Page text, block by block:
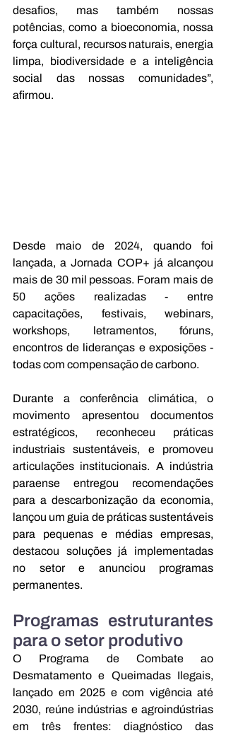
desafios, mas também nossas
potências, como a bioeconomia, nossa
força cultural, recursos naturais, energia
limpa, biodiversidade e a inteligência
social das nossas comunidades”,
afirmou.
Desde maio de 2024, quando foi
lançada, a Jornada COP+ já alcançou
mais de 30 mil pessoas. Foram mais de
50 ações realizadas - entre
capacitações, festivais, webinars,
workshops, letramentos, fóruns,
encontros de lideranças e exposições -
todas com compensação de carbono.
Durante a conferência climática, o
movimento apresentou documentos
estratégicos, reconheceu práticas
industriais sustentáveis, e promoveu
articulações institucionais. A indústria
paraense entregou recomendações
para a descarbonização da economia,
lançou um guia de práticas sustentáveis
para pequenas e médias empresas,
destacou soluções já implementadas
no setor e anunciou programas
permanentes.
Programas estruturantes
para o setor produtivo
O Programa de Combate ao
Desmatamento e Queimadas Ilegais,
lançado em 2025 e com vigência até
2030, reúne indústrias e agroindústrias
em três frentes: diagnóstico das